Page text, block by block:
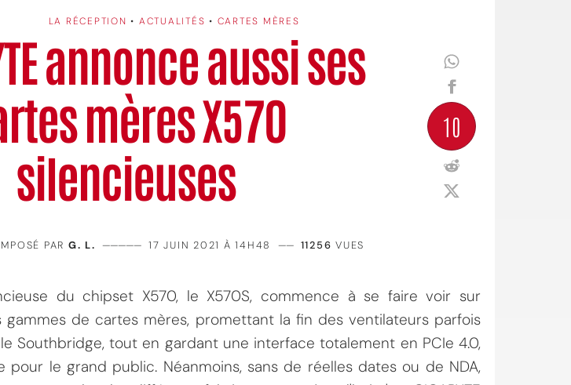
LA RÉCEPTION • ACTUALITÉS • CARTES MÈRES
annonce aussi ses
mères X570
silencieuses
10
PAR G. L. ————— 17 JUIN 2021 À 14H48 —— 11256 VUES
du chipset X570, le X570S, commence à se faire voir sur
gammes de cartes mères, promettant la fin des ventilateurs parfois
Southbridge, tout en gardant une interface totalement en PCIe 4.0,
pour le grand public. Néanmoins, sans de réelles dates ou de NDA,